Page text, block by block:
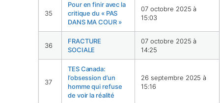
35
Pour en finir avec la
critique du « PAS
DANS MA COUR »
07 octobre 2025 à
15:03
36
FRACTURE
SOCIALE
07 octobre 2025 à
14:25
37
TES Canada:
l’obsession d’un
homme qui refuse
de voir la réalité
26 septembre 2025 à
15:16